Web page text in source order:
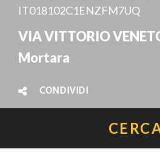
IT018102C1ENZFM7UQ
VIA VITTORIO
Mortara
CONDIVIDI